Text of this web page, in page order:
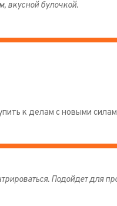
вкусной булочкой.
к делам с новыми
Подойдет для